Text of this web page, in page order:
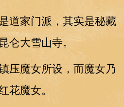
家门派，其实是秘藏
仑大雪山寺。
魔女所设，而魔女乃
花魔女。